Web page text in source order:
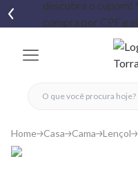
fechar menu
fechar menu
favoritos
Home Casa Cama Lençol